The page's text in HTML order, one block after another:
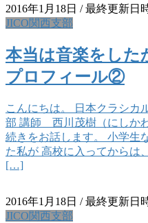
2016年1月18日 / 最終更新日
JICO関西支部
本当は音楽をし
プロフィール②
こんにちは。 日本クラシ
部 講師 西川茂樹（にしか
続きをお話します。 小学生
た私が 高校に入ってからは
[…]
2016年1月18日 / 最終更新日
JICO関西支部